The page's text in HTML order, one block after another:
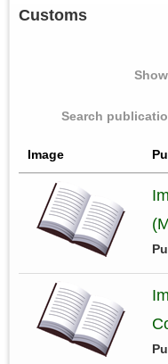
Customs
Show
Search
Image